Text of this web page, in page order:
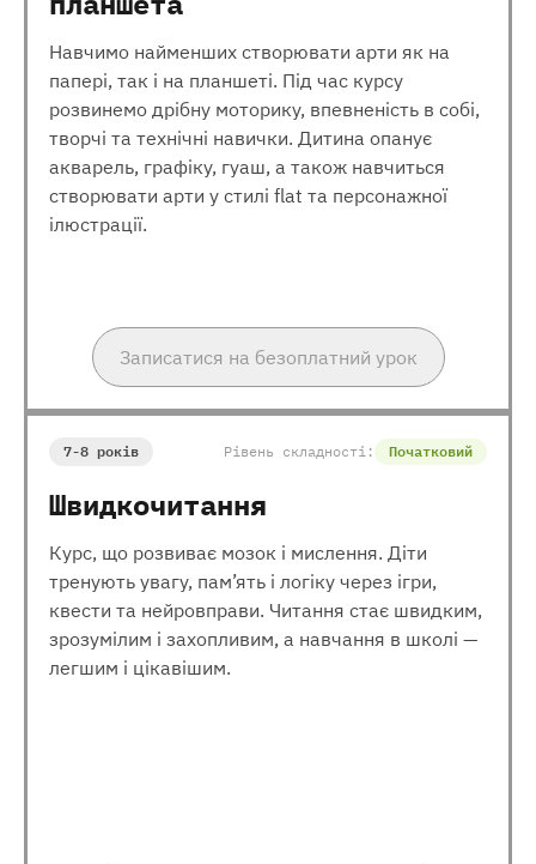
Навчимо найменших створювати арти як на
папері, так і на планшеті. Під час курсу
розвинемо дрібну моторику, впевненість в собі,
творчі та технічні навички. Дитина опанує
акварель, графіку, гуаш, а також навчиться
створювати арти у стилі flat та персонажної
ілюстрації.
Записатися на безоплатний урок
7-8 років Рівень складності: Початковий
Швидкочитання
Курс, що розвиває мозок і мислення. Діти
тренують увагу, пам’ять і логіку через ігри,
квести та нейровправи. Читання стає швидким,
зрозумілим і захопливим, а навчання в школі —
легшим і цікавішим.